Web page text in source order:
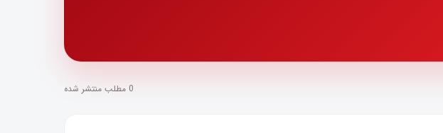
0 مطلب منتشر شده